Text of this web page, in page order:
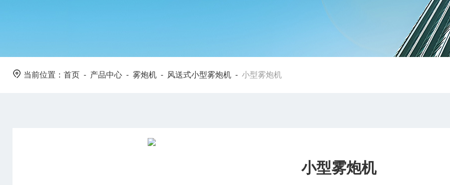
当前位置： 首页 - 产品中心 - 雾炮机 - 风送式小型雾炮机 - 小型雾炮机
小型雾炮机